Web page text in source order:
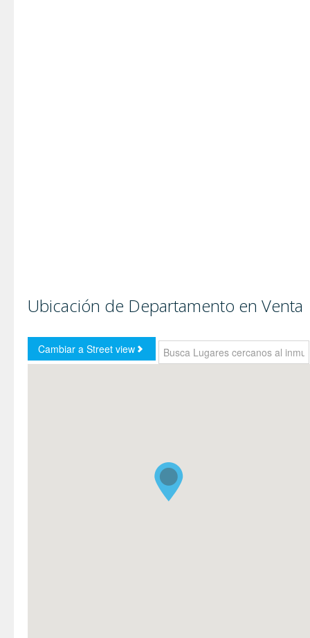
Ubicación de Departamento en Venta